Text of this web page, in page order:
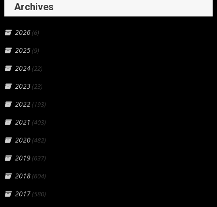
Archives
2026(6)
2025(9)
2024(22)
2023(23)
2022(193)
2021 (403)
2020(482)
2019(637)
2018(604)
2017(580)